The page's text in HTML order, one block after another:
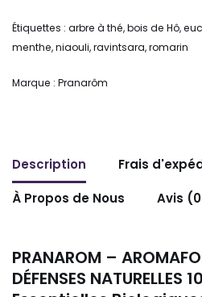
Étiquettes : arbre à thé,bois de Hô,
menthe,niaouli,ravintsara,romarin
Marque : Pranarôm
Description
Frais
À Propos de Nous
Avis
PRANAROM –
DÉFENSES NATURELLES